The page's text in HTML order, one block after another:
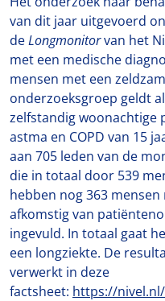
van dit jaar uitgevoerd
deLongmonitorvan het
met een medische
mensen met een
onderzoeksgroep geldt
zelfstandig woonachtige
astma en COPD van 15
aan 705 leden van de
die in totaal door 539
hebben nog 363
afkomstig van
ingevuld. In totaal gaat
een longziekte. De
verwerkt in deze
factsheet: https://